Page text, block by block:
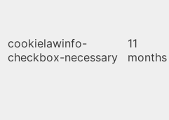
cookielawinfo-
checkbox-necessary
11
months